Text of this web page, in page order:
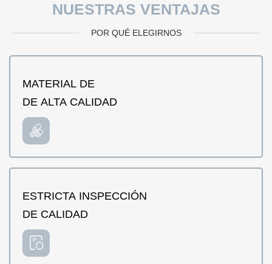
NUESTRAS VENTAJAS
POR QUÉ ELEGIRNOS
MATERIAL DE
DE ALTA CALIDAD
ESTRICTA INSPECCIÓN
DE CALIDAD